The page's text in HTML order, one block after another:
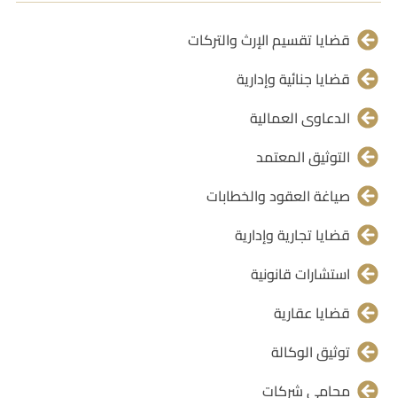
قضايا تقسيم الإرث والتركات
قضايا جنائية وإدارية
الدعاوى العمالية
التوثيق المعتمد
صياغة العقود والخطابات
قضايا تجارية وإدارية
استشارات قانونية
قضايا عقارية
توثيق الوكالة
محامي شركات